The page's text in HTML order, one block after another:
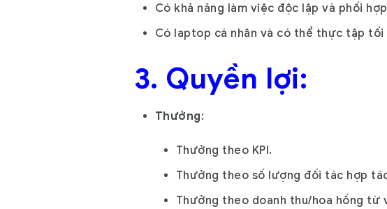
Có khả năng làm việc độc lập và phối
Có laptop cá nhân và có thể thực tập tối
3. Quyền lợi:
Thưởng:
Thưởng theo KPI.
Thưởng theo số lượng đối tác hợp
Thưởng theo doanh thu/hoa hồng